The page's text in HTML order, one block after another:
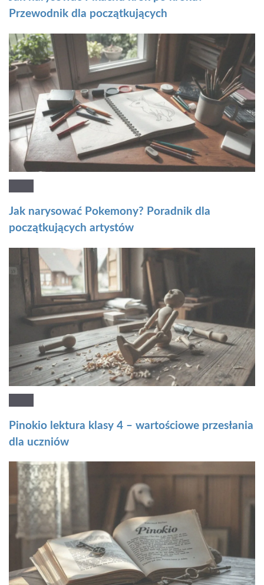
Przewodnik dla początkujących
Jak narysować Pokemony? Poradnik dla
początkujących artystów
Pinokio lektura klasy 4 – wartościowe przesłania
dla uczniów